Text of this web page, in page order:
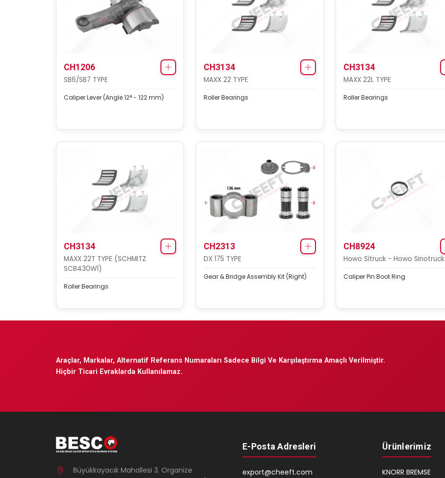
CH1206
SB6/SB7 TYPE
Caliper Lever (Angle 12° - 122 mm)
CH3134
MAXX 22 TYPE
Roller Bearings
CH3134
MAXX 22L TYPE
Roller Bearings
CH3134
MAXX 22T TYPE (SCHMITZ
SCB430W1)
Roller Bearings
CH2313
DX 175 TYPE
Gear & Bridge Assembly Kit (Right)
CH8924
Howo Sitruck - Howo Sinotruck
Caliper Pin Boot Ring
Araçlar, Markalar, Alternatif Referans Numaraları Sadece Bilgi Ve Karşılaştırma Amaçlı Verilmiştir.
Hiçbir Ticari Evraklarda Kullanılamaz.
Büyükkayacık Mahallesi 3. Organize
E-Posta Adresleri
export@cheeft.com
Ürünlerimiz
KNORR BREMSE